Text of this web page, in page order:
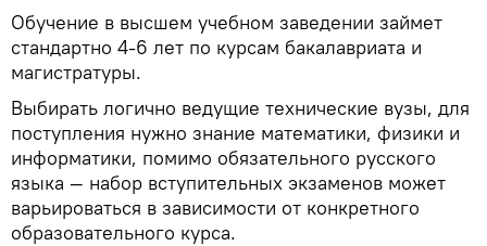
Обучение в высшем учебном заведении займет
стандартно 4-6 лет по курсам бакалавриата и
магистратуры.
Выбирать логично ведущие технические вузы, для
поступления нужно знание математики, физики и
информатики, помимо обязательного русского
языка — набор вступительных экзаменов может
варьироваться в зависимости от конкретного
образовательного курса.